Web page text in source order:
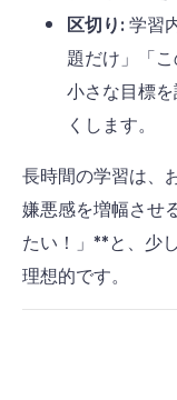
区切り: 学習
題だけ」「
小さな目標
くします。
長時間の学習は、
嫌悪感を増幅させ
たい！」**と、少
理想的です。